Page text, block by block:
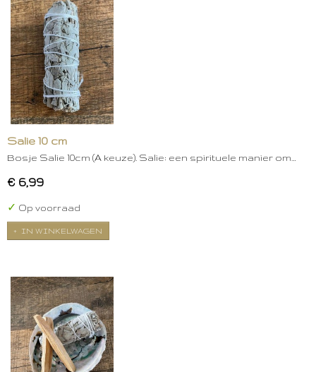
Salie 10 cm
Bosje Salie 10cm (A keuze). Salie: een spirituele manier om…
€ 6,99
✓ Op voorraad
IN WINKELWAGEN